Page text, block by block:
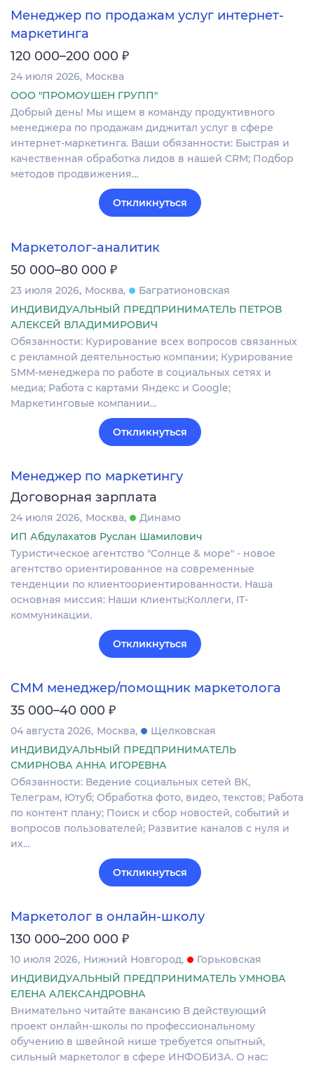
Менеджер по продажам услуг интернет-
маркетинга
120 000–200 000 ₽
24 июля 2026 Москва
ООО "ПРОМОУШЕН ГРУПП"
Добрый день! Мы ищем в команду продуктивного
менеджера по продажам диджитал услуг в сфере
интернет-маркетинга. Ваши обязанности: Быстрая и
качественная обработка лидов в нашей CRM; Подбор
методов продвижения…
Откликнуться
Маркетолог-аналитик
50 000–80 000 ₽
23 июля 2026 Москва
Багратионовская
ИНДИВИДУАЛЬНЫЙ ПРЕДПРИНИМАТЕЛЬ ПЕТРОВ
АЛЕКСЕЙ ВЛАДИМИРОВИЧ
Обязанности: Курирование всех вопросов связанных
с рекламной деятельностью компании; Курирование
SMM-менеджера по работе в социальных сетях и
медиа; Работа с картами Яндекс и Google;
Маркетинговые компании…
Откликнуться
Менеджер по маркетингу
Договорная зарплата
24 июля 2026 Москва
Динамо
ИП Абдулахатов Руслан Шамилович
Туристическое агентство "Солнце & море" - новое
агентство ориентированное на современные
тенденции по клиентоориентированности. Наша
основная миссия: Наши клиенты;Коллеги, IT-
коммуникации.
Откликнуться
СММ менеджер/помощник маркетолога
35 000–40 000 ₽
04 августа 2026 Москва
Щелковская
ИНДИВИДУАЛЬНЫЙ ПРЕДПРИНИМАТЕЛЬ
СМИРНОВА АННА ИГОРЕВНА
Обязанности: Ведение социальных сетей ВК,
Телеграм, Ютуб; Обработка фото, видео, текстов; Работа
по контент плану; Поиск и сбор новостей, событий и
вопросов пользователей; Развитие каналов с нуля и
их…
Откликнуться
Маркетолог в онлайн-школу
130 000–200 000 ₽
10 июля 2026 Нижний Новгород
Горьковская
ИНДИВИДУАЛЬНЫЙ ПРЕДПРИНИМАТЕЛЬ УМНОВА
ЕЛЕНА АЛЕКСАНДРОВНА
Внимательно читайте вакансию В действующий
проект онлайн-школы по профессиональному
обучению в швейной нише требуется опытный,
сильный маркетолог в сфере ИНФОБИЗА. О нас: